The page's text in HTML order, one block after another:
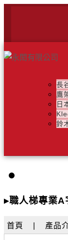
長
鷹
日
鈴
▸職人梯專業A
首頁 產品